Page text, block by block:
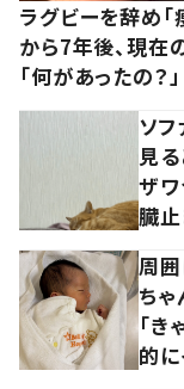
ラグビーを辞め
から7年後、現在
「何があったの？
ソフ
見る
ザワ
臓止
周囲
ち
「き
的に